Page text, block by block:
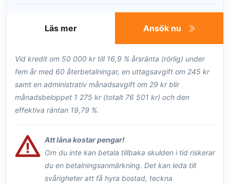
Ansök nu
Läs mer
Vid kredit om 50 000 kr till 16,9 % årsränta (rörlig) under
fem år med 60 återbetalningar, en uttagsavgift om 245 kr
samt en administrativ månadsavgift om 29 kr blir
månadsbeloppet 1 275 kr (totalt 76 501 kr) och den
effektiva räntan 19,79 %.
Att låna kostar pengar!
Om du inte kan betala tillbaka skulden i tid riskerar
du en betalningsanmärkning. Det kan leda till
svårigheter att få hyra bostad, teckna